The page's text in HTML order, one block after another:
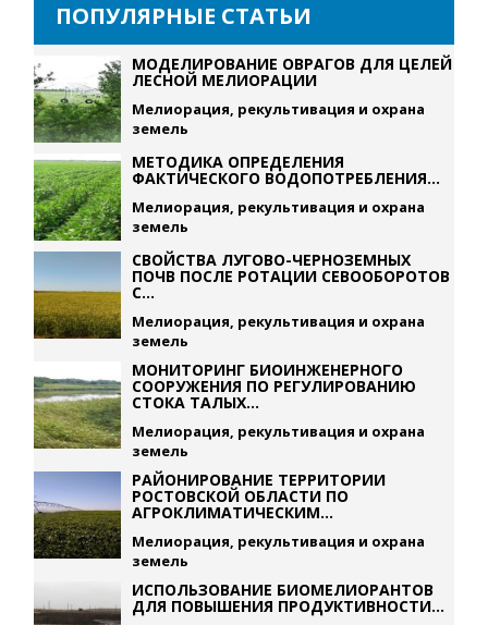
ПОПУЛЯРНЫЕ СТАТЬИ
МОДЕЛИРОВАНИЕ ОВРАГОВ ДЛЯ ЦЕЛЕЙ
ЛЕСНОЙ МЕЛИОРАЦИИ
Мелиорация, рекультивация и охрана
земель
МЕТОДИКА ОПРЕДЕЛЕНИЯ
ФАКТИЧЕСКОГО ВОДОПОТРЕБЛЕНИЯ...
Мелиорация, рекультивация и охрана
земель
СВОЙСТВА ЛУГОВО-ЧЕРНОЗЕМНЫХ
ПОЧВ ПОСЛЕ РОТАЦИИ СЕВООБОРОТОВ
С...
Мелиорация, рекультивация и охрана
земель
МОНИТОРИНГ БИОИНЖЕНЕРНОГО
СООРУЖЕНИЯ ПО РЕГУЛИРОВАНИЮ
СТОКА ТАЛЫХ...
Мелиорация, рекультивация и охрана
земель
РАЙОНИРОВАНИЕ ТЕРРИТОРИИ
РОСТОВСКОЙ ОБЛАСТИ ПО
АГРОКЛИМАТИЧЕСКИМ...
Мелиорация, рекультивация и охрана
земель
ИСПОЛЬЗОВАНИЕ БИОМЕЛИОРАНТОВ
ДЛЯ ПОВЫШЕНИЯ ПРОДУКТИВНОСТИ...